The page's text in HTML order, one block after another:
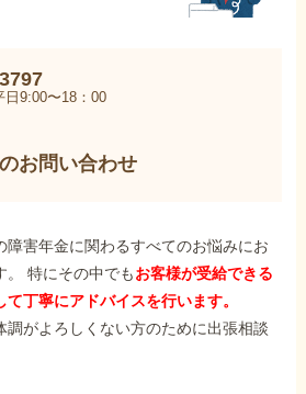
日9:00〜18：00
お問い合わせ
障害年金に関わるすべてのお悩みにお
。 特にその中でもお客様が受給できる
丁寧にアドバイスを行います。
調がよろしくない方のために出張相談